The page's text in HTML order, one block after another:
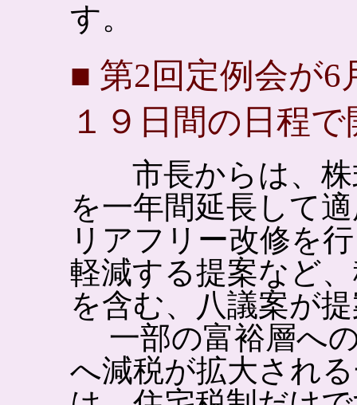
す。
■ 第2回定例会が
１９日間の日程
市長からは、株
を一年間延長して
リアフリー改修を
軽減する提案など
を含む、八議案が
一部の富裕層へ
へ減税が拡大され